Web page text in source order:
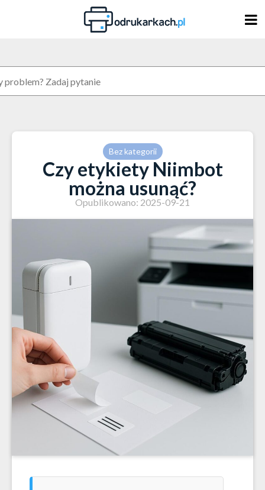
Bez kategorii
Czy etykiety Niimbot
można usunąć?
Opublikowano: 2025-09-21